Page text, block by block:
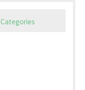
Categories